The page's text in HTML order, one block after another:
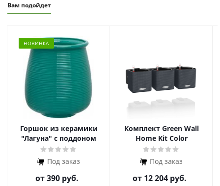
Вам подойдет
НОВИНКА
Горшок из керамики
"Лагуна" с поддоном
Под заказ
от390 руб.
Комплект Green Wall
Home Kit Color
Под заказ
от 12 204 руб.